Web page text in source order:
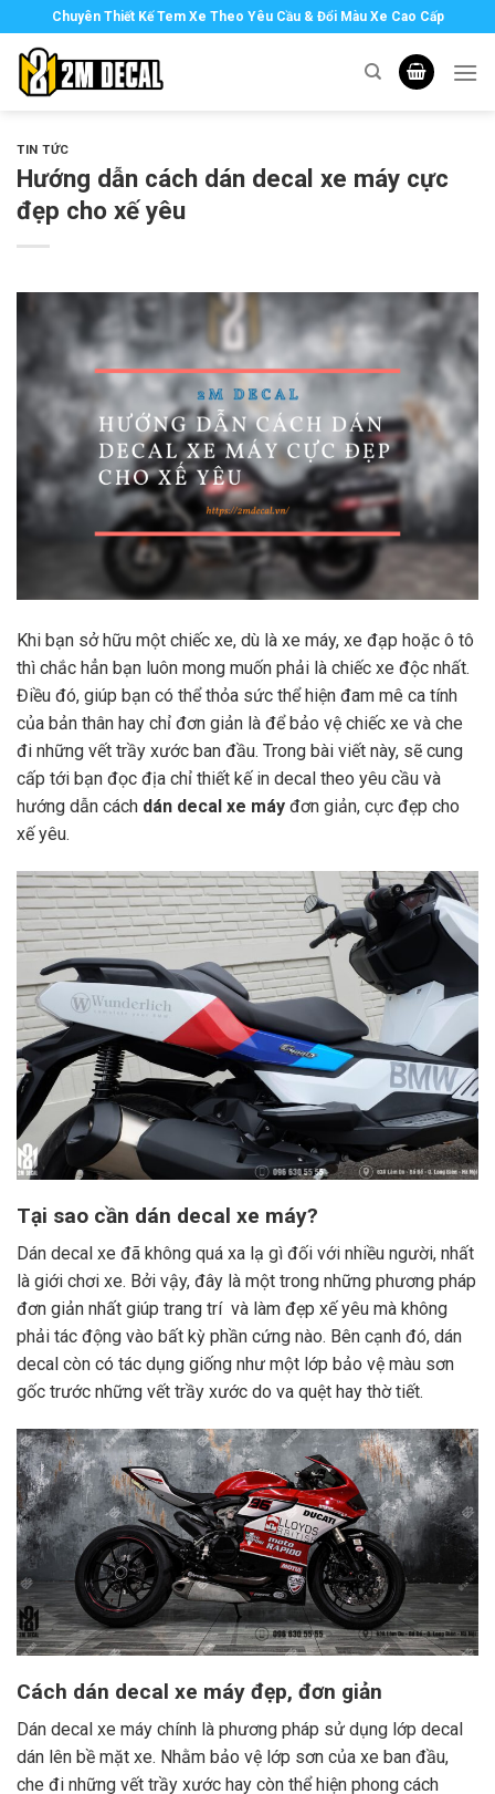
to
content
Chuyên Thiết Kế Tem Xe Theo Yêu Cầu & Đổi Màu Xe Cao Cấp
TIN TỨC
Hướng dẫn cách dán decal xe máy cực
đẹp cho xế yêu
Khi bạn sở hữu một chiếc xe, dù là xe máy, xe đạp hoặc ô tô
thì chắc hẳn bạn luôn mong muốn phải là chiếc xe độc nhất.
Điều đó, giúp bạn có thể thỏa sức thể hiện đam mê ca tính
của bản thân hay chỉ đơn giản là để bảo vệ chiếc xe và che
đi những vết trầy xước ban đầu. Trong bài viết này, sẽ cung
cấp tới bạn đọc địa chỉ thiết kế in decal theo yêu cầu và
hướng dẫn cách dán decal xe máy đơn giản, cực đẹp cho
xế yêu.
Tại sao cần dán decal xe máy?
Dán decal xe đã không quá xa lạ gì đối với nhiều người, nhất
là giới chơi xe. Bởi vậy, đây là một trong những phương pháp
đơn giản nhất giúp trang trí và làm đẹp xế yêu mà không
phải tác động vào bất kỳ phần cứng nào. Bên cạnh đó, dán
decal còn có tác dụng giống như một lớp bảo vệ màu sơn
gốc trước những vết trầy xước do va quệt hay thờ tiết.
Cách dán decal xe máy đẹp, đơn giản
Dán decal xe máy chính là phương pháp sử dụng lớp decal
dán lên bề mặt xe. Nhằm bảo vệ lớp sơn của xe ban đầu,
che đi những vết trầy xước hay còn thể hiện phong cách